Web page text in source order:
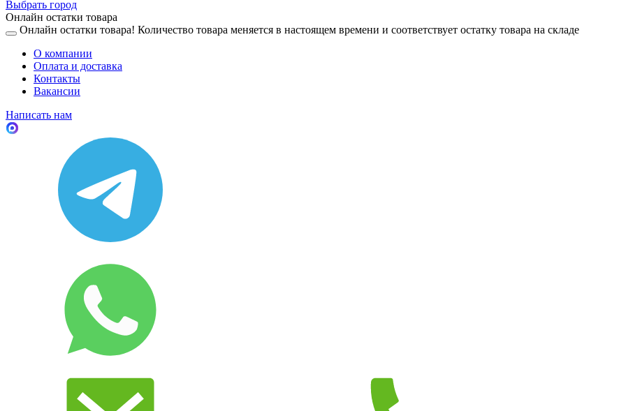
Выбрать город
Онлайн остатки товара
Онлайн остатки товара! Количество товара меняется в настоящем времени и соответствует остатку товара на складе
О компании
Оплата и доставка
Контакты
Вакансии
Написать нам